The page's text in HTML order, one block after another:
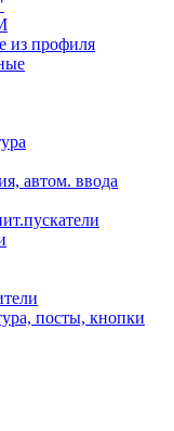
из профиля
автом. ввода
посты, кнопки